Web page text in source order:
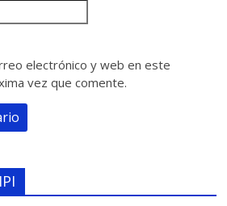
electrónico y web en este
vez que comente.